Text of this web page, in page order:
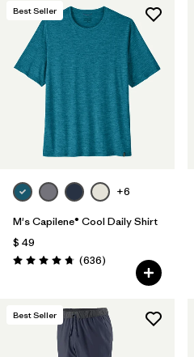
Best Seller
+6
M's Capilene® Cool Daily Shirt
$ 49
Valoración: 4.7 / 5
(636Comentarios
)
Best Seller